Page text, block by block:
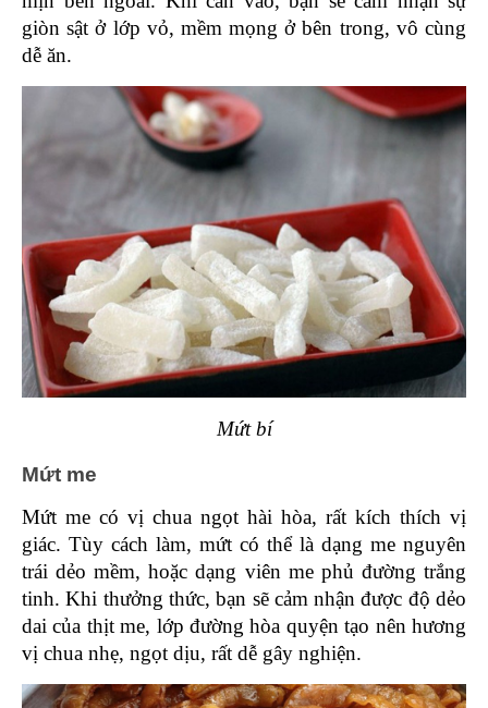
giòn sật ở lớp vỏ, mềm mọng ở bên trong, vô cùng
dễ ăn.
Mứt bí
Mứt me
Mứt me có vị chua ngọt hài hòa, rất kích thích vị
giác. Tùy cách làm, mứt có thể là dạng me nguyên
trái dẻo mềm, hoặc dạng viên me phủ đường trắng
tinh. Khi thưởng thức, bạn sẽ cảm nhận được độ dẻo
dai của thịt me, lớp đường hòa quyện tạo nên hương
vị chua nhẹ, ngọt dịu, rất dễ gây nghiện.